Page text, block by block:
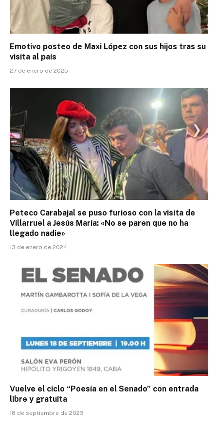
Emotivo posteo de Maxi López con sus hijos tras su
visita al país
27 de enero de 2025
Peteco Carabajal se puso furioso con la visita de
Villarruel a Jesús María: «No se paren que no ha
llegado nadie»
13 de enero de 2024
Vuelve el ciclo “Poesía en el Senado” con entrada
libre y gratuita
18 de septiembre de 2023